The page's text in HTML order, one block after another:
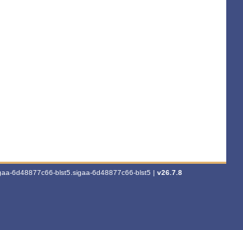
6d48877c66-blst5.sigaa-6d48877c66-blst5 | v26.7.8